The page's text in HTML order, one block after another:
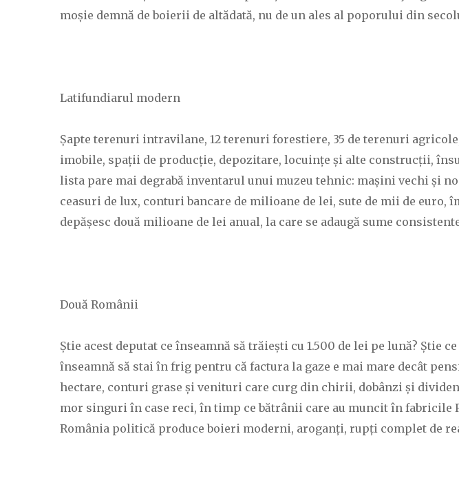
moșie demnă de boierii de altădată, nu de un ales al poporului din
Latifundiarul modern
Șapte terenuri intravilane, 12 terenuri forestiere, 35 de terenuri
imobile, spații de producție, depozitare, locuințe și alte construcții,
lista pare mai degrabă inventarul unui muzeu tehnic: mașini vechi și
ceasuri de lux, conturi bancare de milioane de lei, sute de mii de
depășesc două milioane de lei anual, la care se adaugă sume
Două Românii
Știe acest deputat ce înseamnă să trăiești cu 1.500 de lei pe lună? Știe
înseamnă să stai în frig pentru că factura la gaze e mai mare decât
hectare, conturi grase și venituri care curg din chirii, dobânzi și
mor singuri în case reci, în timp ce bătrânii care au muncit în
România politică produce boieri moderni, aroganți, rupți complet de